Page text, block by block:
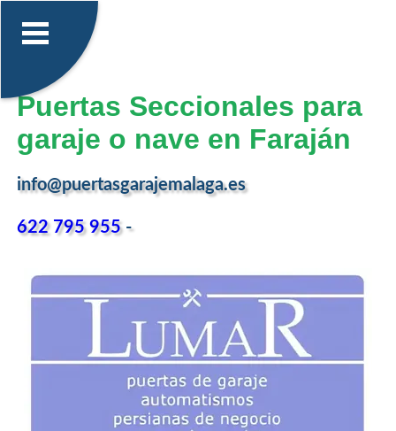
Puertas Seccionales para
garaje o nave en Faraján
info@puertasgarajemalaga.es
622 795 955-